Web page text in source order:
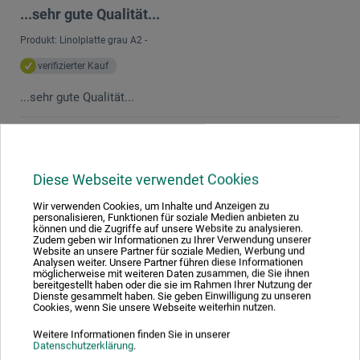
Diese Webseite verwendet Cookies
Wir verwenden Cookies, um Inhalte und Anzeigen zu
personalisieren, Funktionen für soziale Medien anbieten zu
können und die Zugriffe auf unsere Website zu analysieren.
Zudem geben wir Informationen zu Ihrer Verwendung unserer
Website an unsere Partner für soziale Medien, Werbung und
Analysen weiter. Unsere Partner führen diese Informationen
möglicherweise mit weiteren Daten zusammen, die Sie ihnen
bereitgestellt haben oder die sie im Rahmen Ihrer Nutzung der
Dienste gesammelt haben. Sie geben Einwilligung zu unseren
Cookies, wenn Sie unsere Webseite weiterhin nutzen.
Weitere Informationen finden Sie in unserer
Datenschutzerklärung.
...sehr gute Qualität...
Produkt: Linolplatte grau A2 -
verifizierter Kauf
...sehr gute Qualität...
verifizierter Kauf
Wir sind vom braunen auf das graue Linoleum umgestiegen,
kommt bei unseren Schülern viel besser an, ist nicht so
brüchig.
Das beste Linoleum